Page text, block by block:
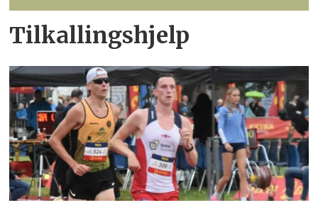
Tilkallingshjelp